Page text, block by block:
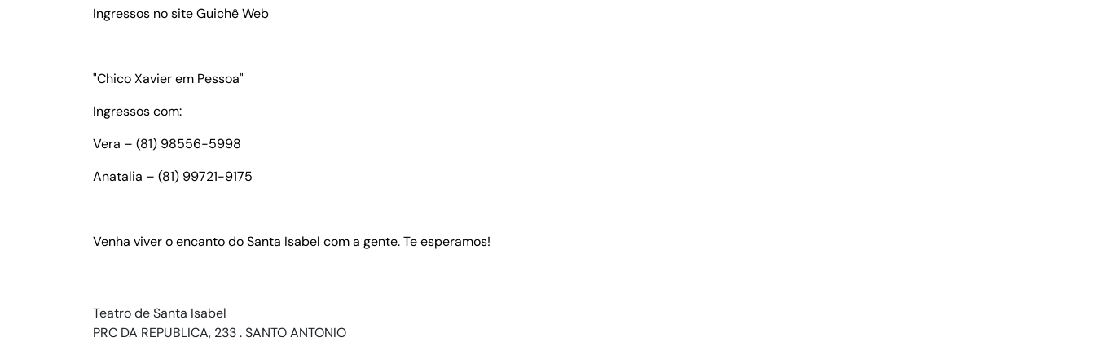
Ingressos no site Guichê Web
"Chico Xavier em Pessoa"
Ingressos com:
Vera – (81) 98556-5998
Anatalia – (81) 99721-9175
Venha viver o encanto do Santa Isabel com a gente. Te esperamos!
Teatro de Santa Isabel
PRC DA REPUBLICA, 233 . SANTO ANTONIO